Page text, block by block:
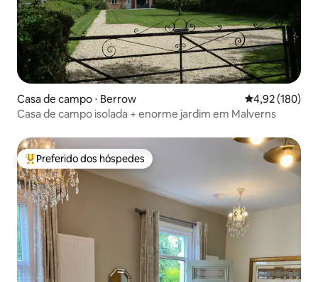
Casa de campo ⋅ Berrow 4,92 de uma
4,92 (180)
Casa de campo isolada + enorme jardim em Malverns
Entre os melhores preferidos dos hóspedes
Preferido dos hóspedes